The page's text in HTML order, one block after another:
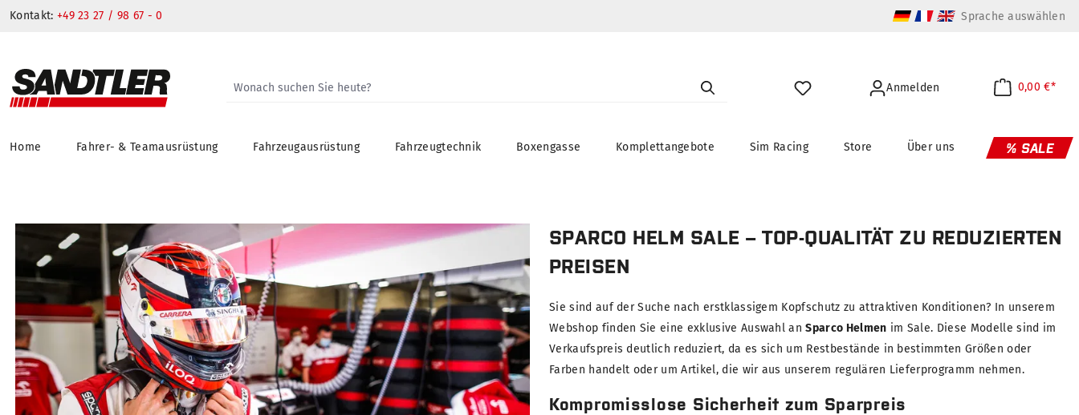
Kontakt: +49 23 27 / 98 67 - 0 Sprache auswählen
Anmelden 0,00 €*
Home Fahrer- & Teamausrüstung Fahrzeugausrüstung Fahrzeugtechnik Boxengasse Komplettangebote Sim Racing Store Über uns % SALE
SPARCO HELM SALE – TOP-QUALITÄT ZU REDUZIERTEN
PREISEN
Sie sind auf der Suche nach erstklassigem Kopfschutz zu attraktiven Konditionen? In unserem
Webshop finden Sie eine exklusive Auswahl anSparco Helmen im Sale. Diese Modelle sind im
Verkaufspreis deutlich reduziert, da es sich um Restbestände in bestimmten Größen oder
Farben handelt oder um Artikel, die wir aus unserem regulären Lieferprogramm nehmen.
Kompromisslose Sicherheit zum Sparpreis